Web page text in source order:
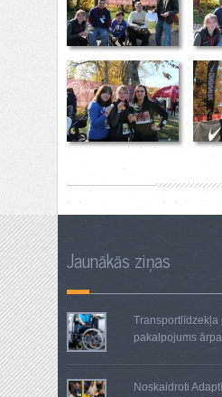
Jaunākās ziņas
pakalpojums
Noskaidroti